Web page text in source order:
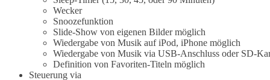
Wecker
Snoozefunktion
Slide-Show von eigenen Bilder möglich
Wiedergabe von Musik auf iPod, iPhone möglich
Wiedergabe von Musik via USB-Anschluss oder SD-
Definition von Favoriten-Titeln möglich
Steuerung via